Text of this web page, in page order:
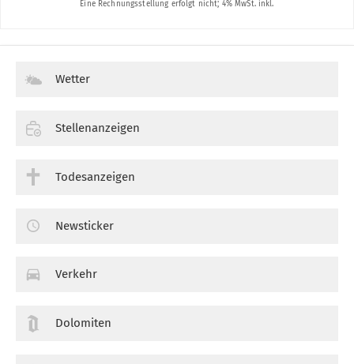
Wetter
Stellenanzeigen
Todesanzeigen
Newsticker
Verkehr
Dolomiten